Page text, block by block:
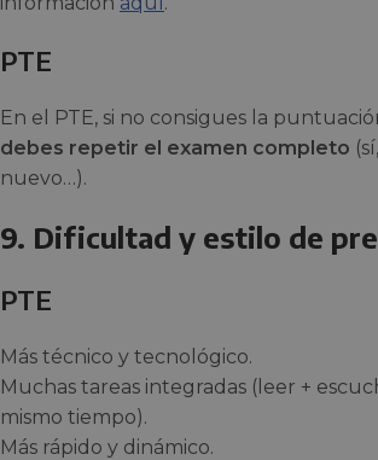
PTE
En el PTE, si no consigues la
debes repetir el examen completo
nuevo…).
9. Dificultad y estilo de
PTE
Más técnico y tecnológico.
Muchas tareas integradas (leer +
mismo tiempo).
Más rápido y dinámico.